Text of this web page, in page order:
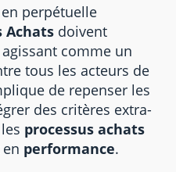
perpétuelle
Achats doivent
comme un
tous les acteurs de
de repenser les
des critères extra-
processus achats
performance.